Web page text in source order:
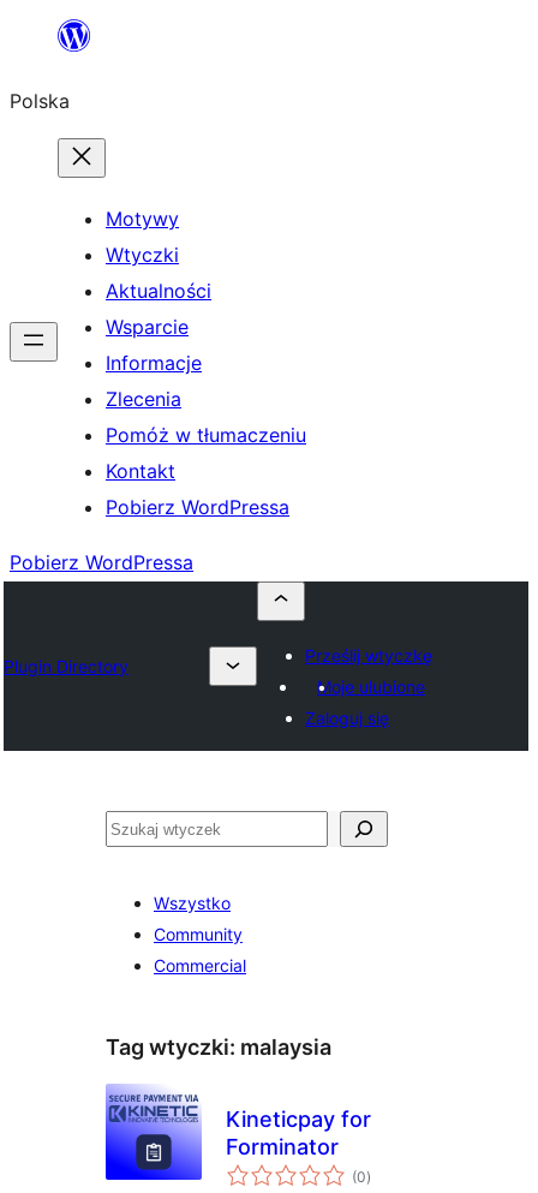
Przejdź
treści
Polska
Motywy
Wtyczki
Aktualności
Wsparcie
Informacje
Zlecenia
Pomóż w tłumaczeniu
Kontakt
Pobierz WordPressa
Pobierz WordPressa
Plugin Directory
Prześlij wtyczkę
Moje ulubione
Zaloguj się
Szukaj
Wszystko
Community
Commercial
Tag wtyczki: malaysia
Kineticpay for
Forminator
(0wszystkich
ocen
)